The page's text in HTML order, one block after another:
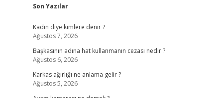
Sidebar
Son Yazılar
Kadın diye kimlere denir ?
Ağustos 7, 2026
Başkasının adına hat kullanmanın cezası nedir ?
Ağustos 6, 2026
Karkas ağırlığı ne anlama gelir ?
Ağustos 5, 2026